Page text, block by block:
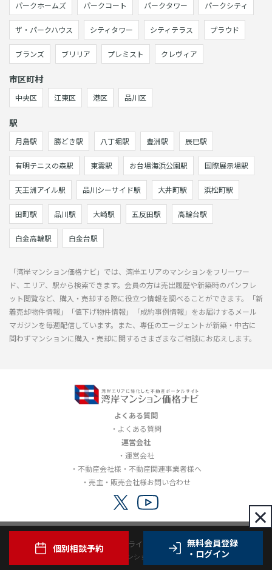
個別相談予約
無料会員登録
・ログイン
×
パークホームズ パークコート パークタワー パークシティ
ザ・パークハウス シティタワー シティテラス プラウド
ブランズ ブリリア プレミスト クレヴィア
市区町村
中央区 江東区 港区 品川区
駅
月島駅 勝どき駅 八丁堀駅 豊洲駅 辰巳駅
有明テニスの森駅 東雲駅 お台場海浜公園駅 国際展示場駅
天王洲アイル駅 品川シーサイド駅 大井町駅 浜松町駅
田町駅 品川駅 大崎駅 五反田駅 高輪台駅
白金高輪駅 白金台駅
「湾岸マンション価格ナビ」では、湾岸エリアのマンションをフリーワー
ド、エリア、駅から検索できます。会員の方は売出履歴や新築時のパンフレ
ット閲覧など、購入・売却する際に役立つ情報を調べることができます。「新
着売却物件情報」「値下げ物件情報」「成約事例情報」をお届けするメール
マガジンを毎週配信しています。また、専任のエージェントが新築・中古に
問わずマンションに購入・売却に関するさまざまなご相談にお応えします。
よくある質問
よくある質問
運営会社
運営会社
不動産会社様・不動産関連事業者様へ
売主・販売会社様お問い合わせ
利用規約 プライバシーポリシー
Copyright© 2012-2026 湾岸マンション価格ナビ all rights reserved.